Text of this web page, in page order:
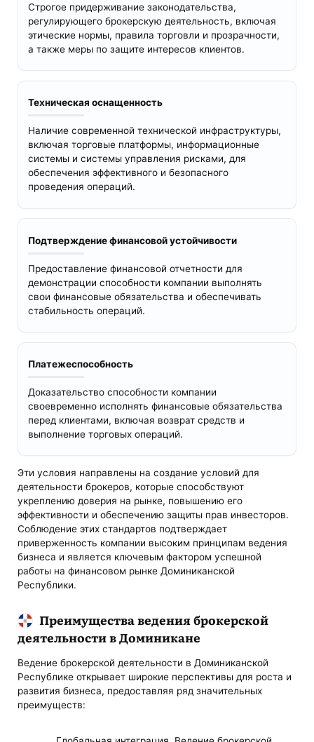
Строгое придерживание законодательства,
регулирующего брокерскую деятельность, включая
этические нормы, правила торговли и прозрачности,
а также меры по защите интересов клиентов.
Техническая оснащенность
Наличие современной технической инфраструктуры,
включая торговые платформы, информационные
системы и системы управления рисками, для
обеспечения эффективного и безопасного
проведения операций.
Подтверждение финансовой устойчивости
Предоставление финансовой отчетности для
демонстрации способности компании выполнять
свои финансовые обязательства и обеспечивать
стабильность операций.
Платежеспособность
Доказательство способности компании
своевременно исполнять финансовые обязательства
перед клиентами, включая возврат средств и
выполнение торговых операций.
Эти условия направлены на создание условий для
деятельности брокеров, которые способствуют
укреплению доверия на рынке, повышению его
эффективности и обеспечению защиты прав инвесторов.
Соблюдение этих стандартов подтверждает
приверженность компании высоким принципам ведения
бизнеса и является ключевым фактором успешной
работы на финансовом рынке Доминиканской
Республики.
Преимущества ведения брокерской
деятельности в Доминикане
Ведение брокерской деятельности в Доминиканской
Республике открывает широкие перспективы для роста и
развития бизнеса, предоставляя ряд значительных
преимуществ: